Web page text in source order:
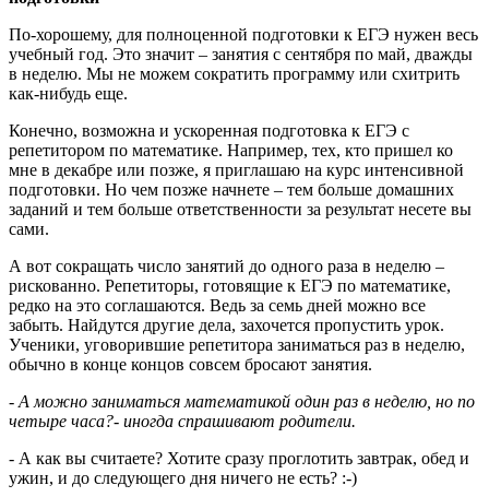
По-хорошему, для полноценной подготовки к ЕГЭ нужен весь
учебный год. Это значит – занятия с сентября по май, дважды
в неделю. Мы не можем сократить программу или схитрить
как-нибудь еще.
Конечно, возможна и ускоренная подготовка к ЕГЭ с
репетитором по математике. Например, тех, кто пришел ко
мне в декабре или позже, я приглашаю на курс интенсивной
подготовки. Но чем позже начнете – тем больше домашних
заданий и тем больше ответственности за результат несете вы
сами.
А вот сокращать число занятий до одного раза в неделю –
рискованно. Репетиторы, готовящие к ЕГЭ по математике,
редко на это соглашаются. Ведь за семь дней можно все
забыть. Найдутся другие дела, захочется пропустить урок.
Ученики, уговорившие репетитора заниматься раз в неделю,
обычно в конце концов совсем бросают занятия.
- А можно заниматься математикой один раз в неделю, но по
четыре часа?- иногда спрашивают родители.
- А как вы считаете? Хотите сразу проглотить завтрак, обед и
ужин, и до следующего дня ничего не есть? :-)